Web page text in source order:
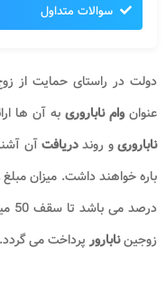
سوالات متداول
دولت در راستای حمایت از
عنوان وام ناباروری به آن ها
ناباروریو رونددریافتآن
باره خواهند داشت. میزان مبلغ
زوجیننابارورپرداخت می گردد.